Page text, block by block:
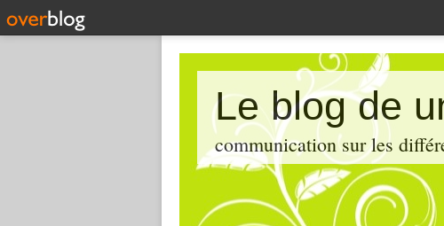
Le blog de
communication sur les